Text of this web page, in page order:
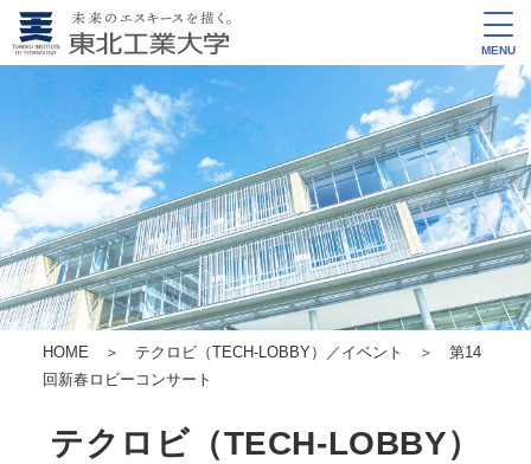
MENU
HOME ＞ テクロビ（TECH-LOBBY）／イベント
＞ 第14
回新春ロビーコンサート
テクロビ（TECH-LOBBY）